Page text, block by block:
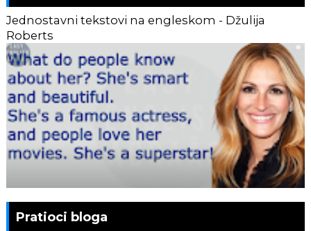
Jednostavni tekstovi na engleskom - Džulija
Roberts
Pratioci bloga